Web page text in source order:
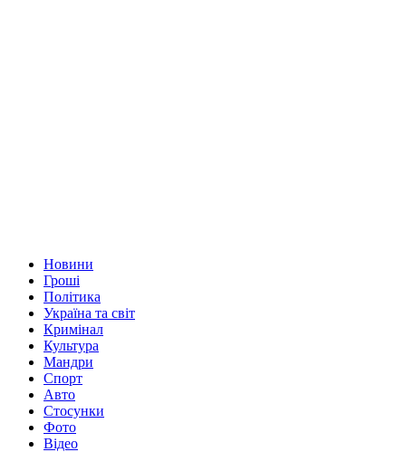
Новини
Гроші
Політика
Україна та світ
Кримінал
Культура
Мандри
Спорт
Авто
Стосунки
Фото
Відео